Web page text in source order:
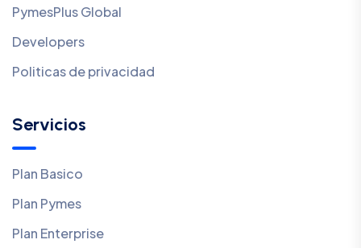
PymesPlus Global
Developers
Politicas de privacidad
Servicios
Plan Basico
Plan Pymes
Plan Enterprise